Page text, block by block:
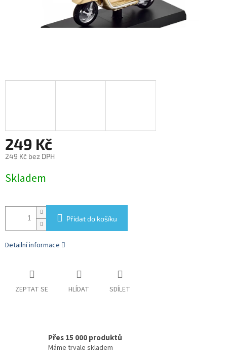
249 Kč
249 Kč bez DPH
cena:
Skladem
Přidat do košíku
Detailní informace
ZEPTAT SE HLÍDAT SDÍLET
Přes 15 000 produktů
Máme trvale skladem